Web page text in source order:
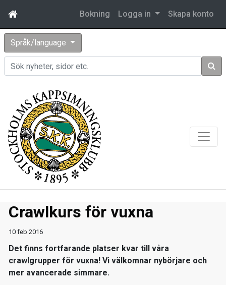
Bokning Logga in Skapa konto
Språk/language
Sök
Crawlkurs för vuxna
10 feb 2016
Det finns fortfarande platser kvar till våra
crawlgrupper för vuxna! Vi välkomnar nybörjare och
mer avancerade simmare.